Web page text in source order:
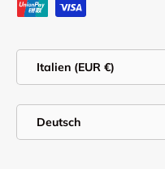
Italien (EUR €)
Deutsch